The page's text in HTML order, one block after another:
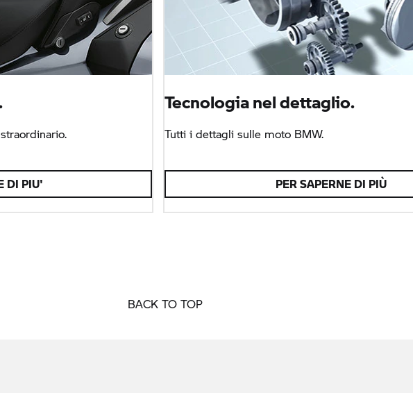
DI PIU'
Tecnologia nel dettaglio.
Tutti i dettagli sulle moto BMW.
PER SAPERNE DI PIÙ
BACK TO TOP